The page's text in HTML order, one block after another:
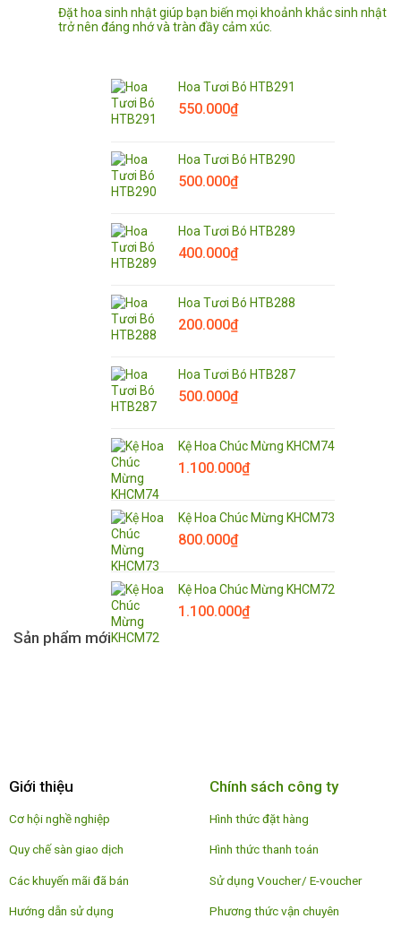
Đặt hoa sinh nhật giúp bạn biến mọi khoảnh khắc sinh nhật
trở nên đáng nhớ và tràn đầy cảm xúc.
Sản phẩm mới
Hoa Tươi Bó HTB291
550.000₫
Hoa Tươi Bó HTB290
500.000₫
Hoa Tươi Bó HTB289
400.000₫
Hoa Tươi Bó HTB288
200.000₫
Hoa Tươi Bó HTB287
500.000₫
Kệ Hoa Chúc Mừng KHCM74
1.100.000₫
Kệ Hoa Chúc Mừng KHCM73
800.000₫
Kệ Hoa Chúc Mừng KHCM72
1.100.000₫
Giới thiệu
Cơ hội nghề nghiệp
Quy chế sàn giao dịch
Các khuyến mãi đã bán
Hướng dẫn sử dụng
Chính sách công ty
Hình thức đặt hàng
Hình thức thanh toán
Sử dụng Voucher/ E-voucher
Phương thức vận chuyên